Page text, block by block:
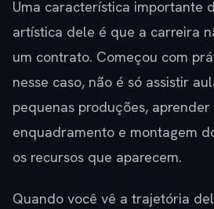
Uma característica importante
artística dele é que a carreira
um contrato. Começou com
nesse caso, não é só assistir
pequenas produções,
enquadramento e montagem
os recursos que aparecem.
Quando você vê a trajetória